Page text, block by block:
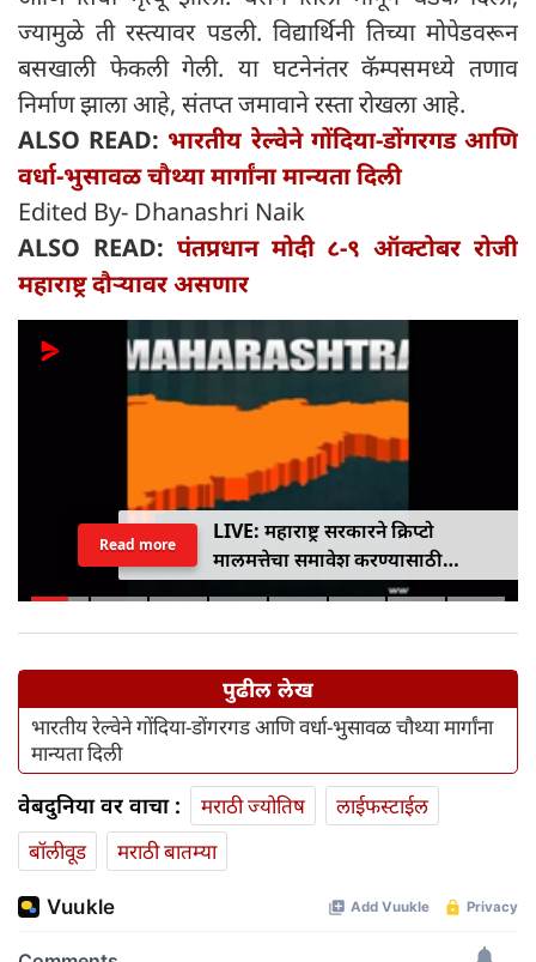
ज्यामुळे ती रस्त्यावर पडली. विद्यार्थिनी तिच्या मोपेडवरून
बसखाली फेकली गेली. या घटनेनंतर कॅम्पसमध्ये तणाव
निर्माण झाला आहे, संतप्त जमावाने रस्ता रोखला आहे.
ALSO READ: भारतीय रेल्वेने गोंदिया-डोंगरगड आणि
वर्धा-भुसावळ चौथ्या मार्गांना मान्यता दिली
Edited By- Dhanashri Naik
ALSO READ: पंतप्रधान मोदी ८-९ ऑक्टोबर रोजी
महाराष्ट्र दौऱ्यावर असणार
LIVE: महाराष्ट्र सरकारने क्रिप्टो
मालमत्तेचा समावेश करण्यासाठी
एमपीआयडी कायद्यात दुरुस्ती केली
Read more
पुढील लेख
भारतीय रेल्वेने गोंदिया-डोंगरगड आणि वर्धा-भुसावळ चौथ्या मार्गांना
मान्यता दिली
वेबदुनिया वर वाचा : मराठी ज्योतिष
लाईफस्टाईल
बॉलीवूड
मराठी बातम्या